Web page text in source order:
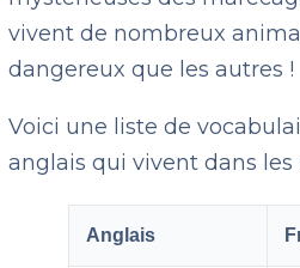
vivent de nombreux
dangereux que les autres !
Voici une liste de
anglais qui vivent dans les
Anglais